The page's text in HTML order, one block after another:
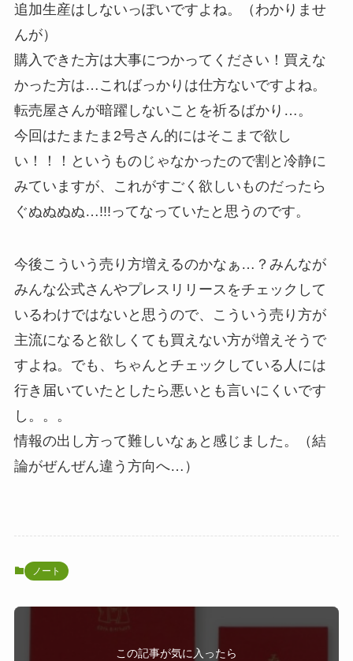
追加生産はしないっぽいですよね。（わかりませ
んが）
購入できた方は大事につかってください！買えな
かった方は…こればっかりは仕方ないですよね。
転売屋さんが暗躍しないことを祈るばかり…。
今回はたまたま2号さん的にはそこまで欲し
い！！！というものじゃなかったので割と冷静に
みていますが、これがすごく欲しいものだったら
ぐぬぬぬぬ…!!!ってなっていたと思うのです。
今後こういう売り方増えるのかなぁ…？みんなが
みんな公式さんやプレスリリースをチェックして
いるわけではないと思うので、こういう売り方が
主流になると欲しくても買えない方が増えそうで
すよね。でも、ちゃんとチェックしている人には
行き届いていたとしたら悪いとも言いにくいです
し。。。
情報の出し方って難しいなぁと感じました。（結
論がぜんぜん違う方向へ…）
ノート
この記事が気に入ったら